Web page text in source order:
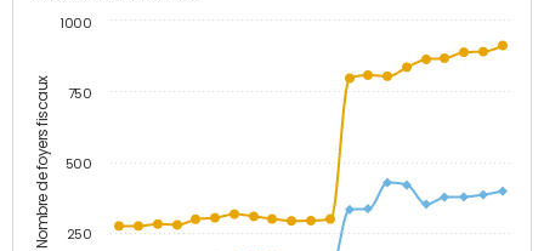
Nombre de foyers fiscaux 250
500
750
1000